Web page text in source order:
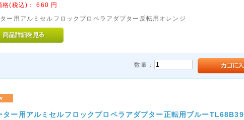
格(税込)：660 円
ー用アルミセルフロックプロペラアダプター反転用オレンジ
数量：
ター用アルミセルフロックプロペラアダプター正転用ブルーTL68B39